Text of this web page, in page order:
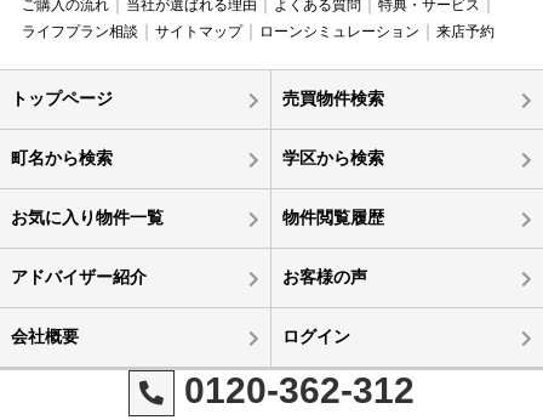
ご購入の流れ 当社が選ばれる理由 よくある質問
特典・サービス
ライフプラン相談
サイトマップ ローンシミュレーション 来店予約
トップページ 売買物件検索
町名から検索 学区から検索
お気に入り物件一覧 物件閲覧履歴
アドバイザー紹介 お客様の声
会社概要 ログイン
0120-362-312